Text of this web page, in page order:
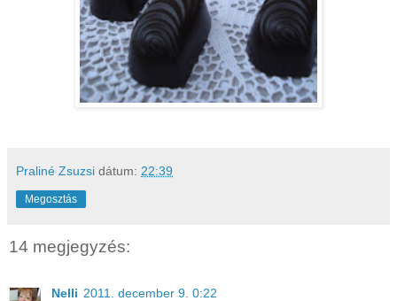
Praliné Zsuzsi dátum: 22:39
Megosztás
14 megjegyzés:
Nelli 2011. december 9. 0:22